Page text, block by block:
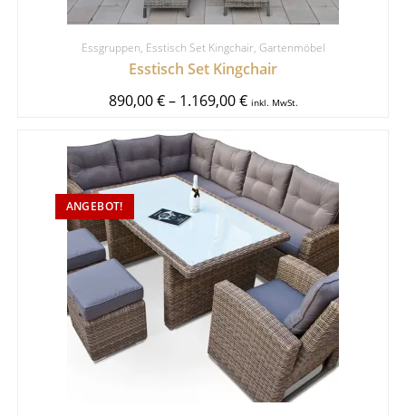
Essgruppen, Esstisch Set Kingchair, Gartenmöbel
Esstisch Set Kingchair
890,00€ – 1.169,00€ inkl. MwSt.
ANGEBOT!